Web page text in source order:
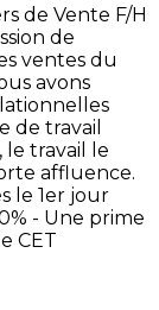
de Vente F/H
de
ventes du
avons
de travail
le travail
le
affluence.
le 1er jour
- Une prime
le CET